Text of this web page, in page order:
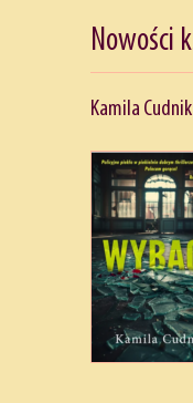
Nowości
Kamila